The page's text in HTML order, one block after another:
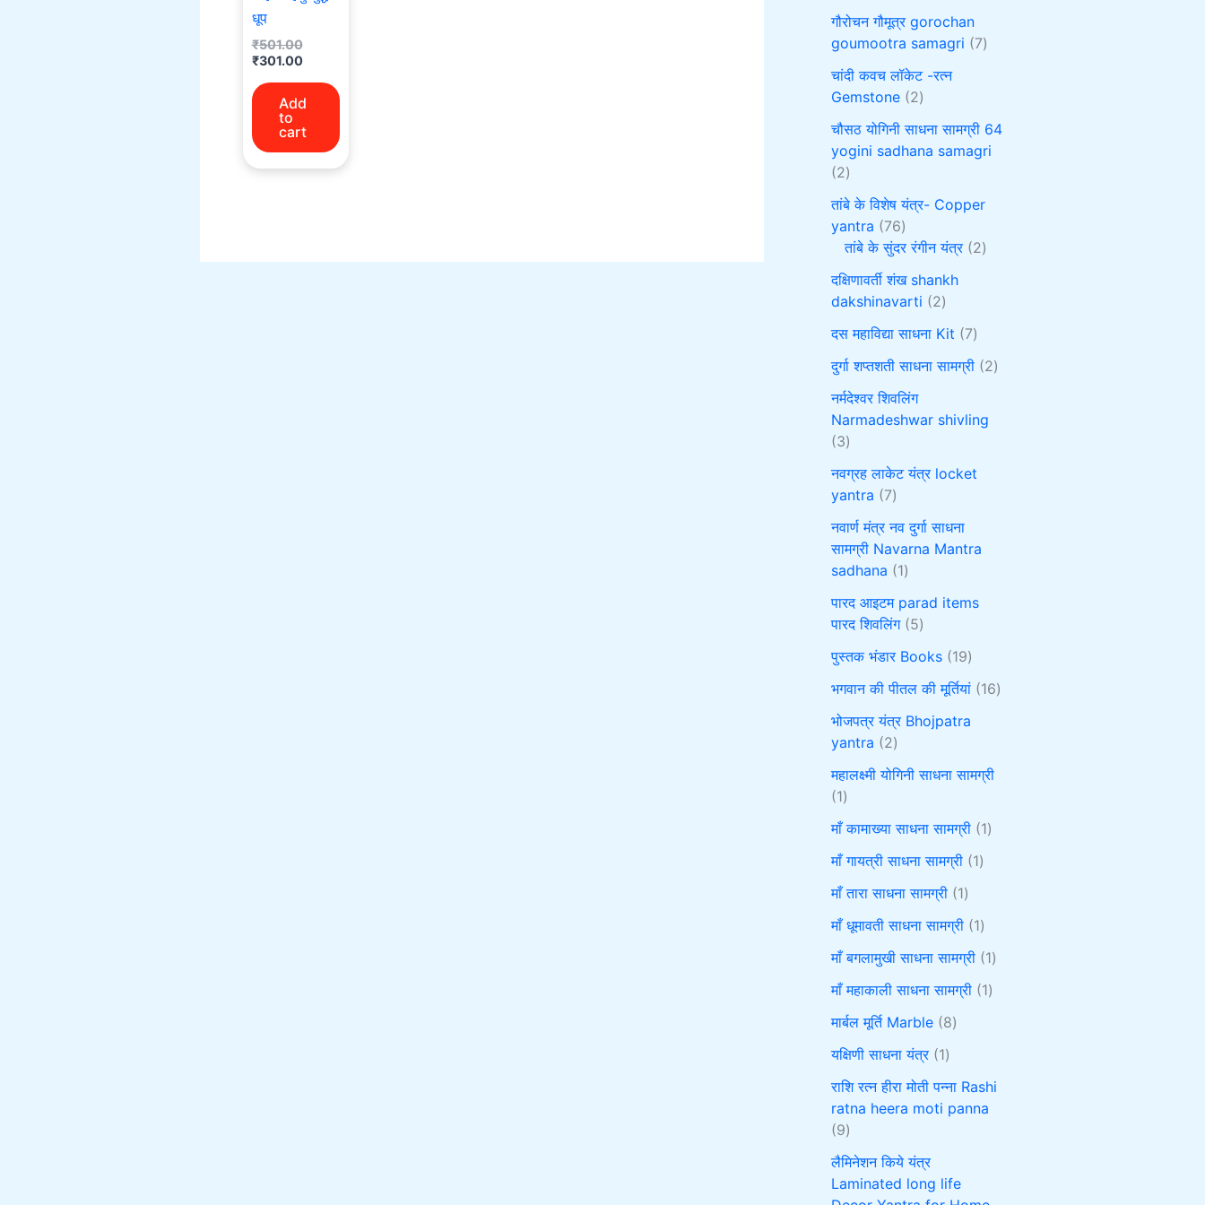
धूप
₹501.00
₹301.00
Add
to
cart
गौरोचन गौमूत्र gorochan
goumootra samagri
7
चांदी कवच लॉकेट -रत्न
Gemstone
2
चौसठ योगिनी साधना सामग्री 64
yogini sadhana samagri
2
तांबे के विशेष यंत्र- Copper
yantra
76
तांबे के सुंदर रंगीन यंत्र
2
दक्षिणावर्ती शंख shankh
dakshinavarti
2
दस महाविद्या साधना Kit
7
दुर्गा शप्तशती साधना सामग्री
2
नर्मदेश्वर शिवलिंग
Narmadeshwar shivling
3
नवग्रह लाकेट यंत्र locket
yantra
7
नवार्ण मंत्र नव दुर्गा साधना
सामग्री Navarna Mantra
sadhana
1
पारद आइटम parad items
पारद शिवलिंग
5
पुस्तक भंडार Books
19
भगवान की पीतल की मूर्तियां
16
भोजपत्र यंत्र Bhojpatra
yantra
2
महालक्ष्मी योगिनी साधना सामग्री
1
माँ कामाख्या साधना सामग्री
1
माँ गायत्री साधना सामग्री
1
माँ तारा साधना सामग्री
1
माँ धूमावती साधना सामग्री
1
माँ बगलामुखी साधना सामग्री
1
माँ महाकाली साधना सामग्री
1
मार्बल मूर्ति Marble
8
यक्षिणी साधना यंत्र
1
राशि रत्न हीरा मोती पन्ना Rashi
ratna heera moti panna
9
लैमिनेशन किये यंत्र
Laminated long life